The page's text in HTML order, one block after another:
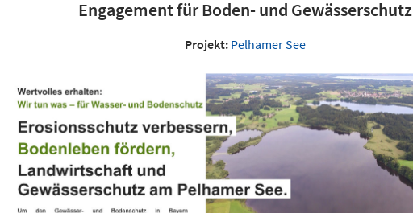
Engagement für Boden- und Gewässerschutz
Projekt: Pelhamer See